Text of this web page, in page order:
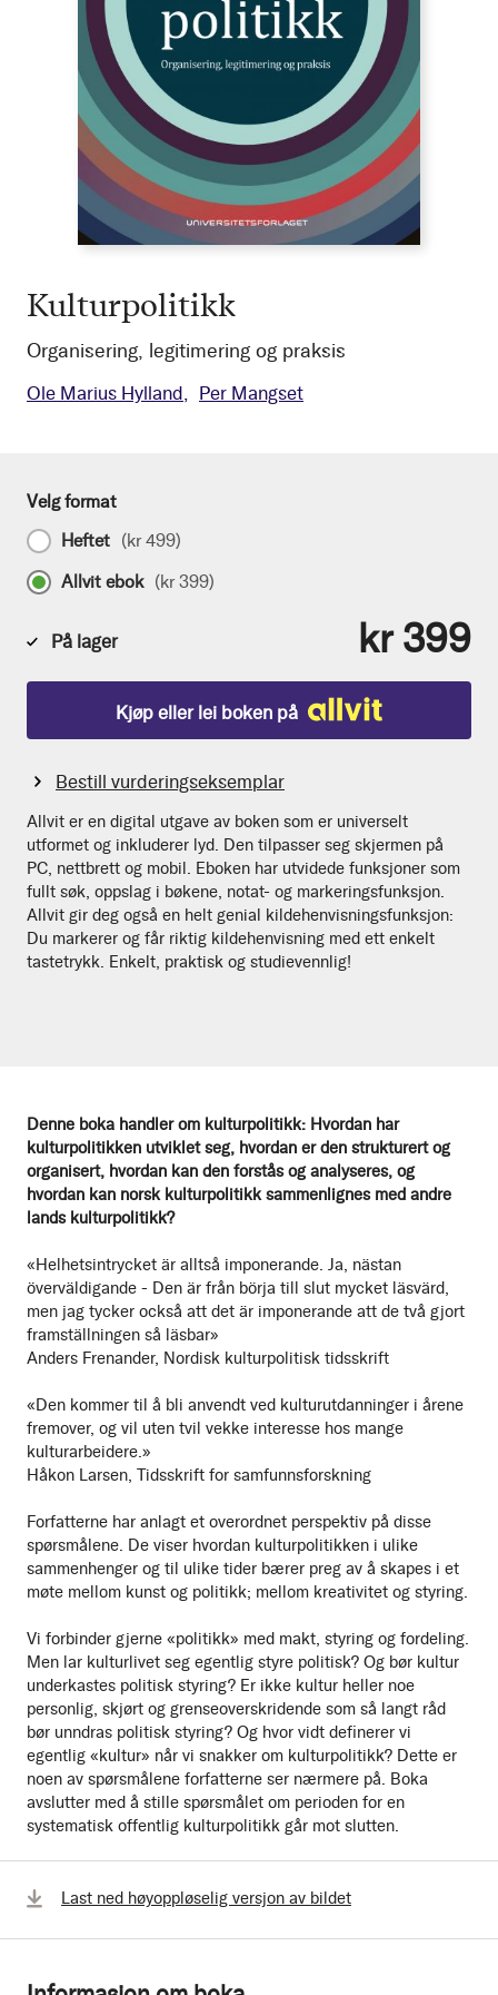
Kulturpolitikk
Organisering, legitimering og praksis
Ole Marius Hylland Per Mangset
Denne boka handler om kulturpolitikk: Hvordan har
kulturpolitikken utviklet seg, hvordan er den strukturert og
organisert, hvordan kan den forstås og analyseres, og
hvordan kan norsk kulturpolitikk sammenlignes med andre
lands kulturpolitikk?
«Helhetsintrycket är alltså imponerande. Ja, nästan
överväldigande - Den är från börja till slut mycket läsvärd,
men jag tycker också att det är imponerande att de två gjort
framställningen så läsbar»
Anders Frenander, Nordisk kulturpolitisk tidsskrift
«Den kommer til å bli anvendt ved kulturutdanninger i årene
fremover, og vil uten tvil vekke interesse hos mange
kulturarbeidere.»
Håkon Larsen, Tidsskrift for samfunnsforskning
Forfatterne har anlagt et overordnet perspektiv på disse
spørsmålene. De viser hvordan kulturpolitikken i ulike
sammenhenger og til ulike tider bærer preg av å skapes i et
møte mellom kunst og politikk; mellom kreativitet og styring.
Vi forbinder gjerne «politikk» med makt, styring og fordeling.
Men lar kulturlivet seg egentlig styre politisk? Og bør kultur
underkastes politisk styring? Er ikke kultur heller noe
personlig, skjørt og grenseoverskridende som så langt råd
bør unndras politisk styring? Og hvor vidt definerer vi
egentlig «kultur» når vi snakker om kulturpolitikk? Dette er
noen av spørsmålene forfatterne ser nærmere på. Boka
avslutter med å stille spørsmålet om perioden for en
systematisk offentlig kulturpolitikk går mot slutten.
Velg format
Heftet (kr 499)
Allvit ebok (kr 399)
På lager kr 399
Kjøp eller lei boken på
Bestill vurderingseksemplar
Allvit er en digital utgave av boken som er universelt
utformet og inkluderer lyd. Den tilpasser seg skjermen på
PC, nettbrett og mobil. Eboken har utvidede funksjoner som
fullt søk, oppslag i bøkene, notat- og markeringsfunksjon.
Allvit gir deg også en helt genial kildehenvisningsfunksjon:
Du markerer og får riktig kildehenvisning med ett enkelt
tastetrykk. Enkelt, praktisk og studievennlig!
Last ned høyoppløselig versjon av bildet